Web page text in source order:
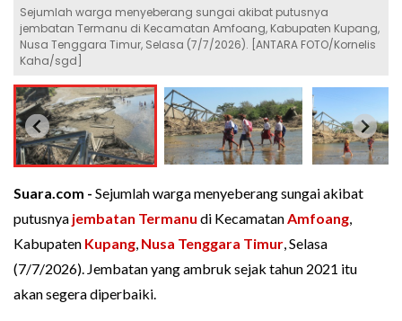
Sejumlah warga menyeberang sungai akibat putusnya
jembatan Termanu di Kecamatan Amfoang, Kabupaten Kupang,
Nusa Tenggara Timur, Selasa (7/7/2026). [ANTARA FOTO/Kornelis
Kaha/sgd]
Suara.com - Sejumlah warga menyeberang sungai akibat
putusnya jembatan Termanu di KecamatanAmfoang,
Kabupaten Kupang, Nusa Tenggara Timur, Selasa
(7/7/2026). Jembatan yang ambruk sejak tahun 2021 itu
akan segera diperbaiki.